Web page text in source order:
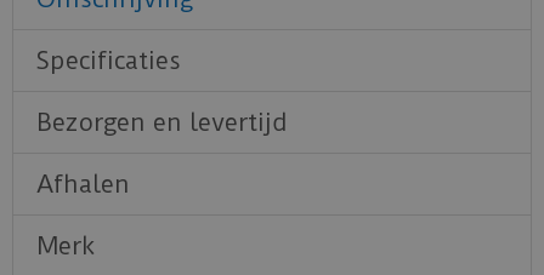
Specificaties
Bezorgen en levertijd
Afhalen
Merk